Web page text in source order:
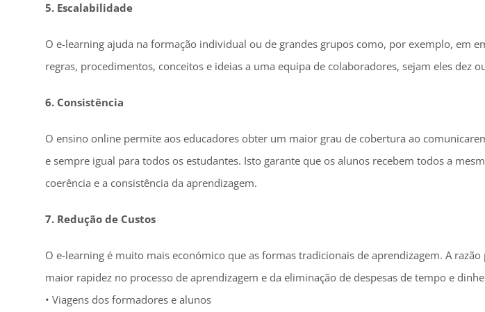
5. Escalabilidade
O e-learning ajuda na formação individual ou de grandes grupos como, por exemplo, em
regras, procedimentos, conceitos e ideias a uma equipa de colaboradores, sejam eles dez
6. Consistência
O ensino online permite aos educadores obter um maior grau de cobertura ao
e sempre igual para todos os estudantes. Isto garante que os alunos recebem todos a
coerência e a consistência da aprendizagem.
7. Redução de Custos
O e-learning é muito mais económico que as formas tradicionais de aprendizagem. A
maior rapidez no processo de aprendizagem e da eliminação de despesas de tempo e
• Viagens dos formadores e alunos